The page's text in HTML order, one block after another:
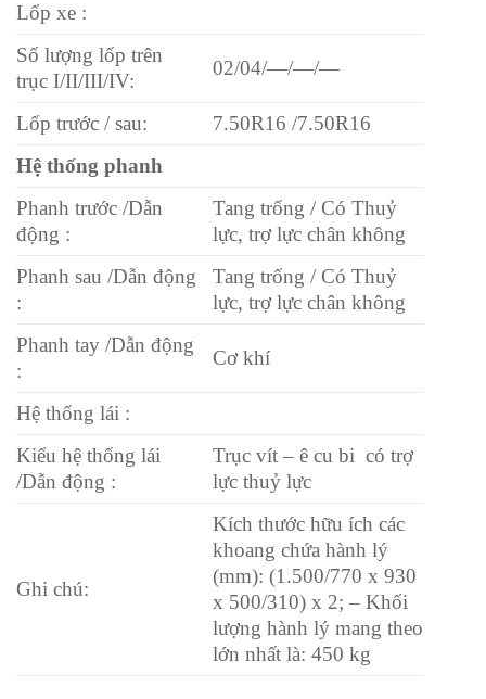
Lốp xe :
Số lượng lốp trên
trục I/II/III/IV:
02/04/—/—/—
Lốp trước / sau:
7.50R16 /7.50R16
Hệ thống phanh
Phanh trước /Dẫn
động :
Tang trống / Có Thuỷ
lực, trợ lực chân không
Phanh sau /Dẫn động
:
Tang trống / Có Thuỷ
lực, trợ lực chân không
Phanh tay /Dẫn động
:
Cơ khí
Hệ thống lái :
Kiểu hệ thống lái
/Dẫn động :
Trục vít – ê cu bi có trợ
lực thuỷ lực
Ghi chú:
Kích thước hữu ích các
khoang chứa hành lý
(mm): (1.500/770 x 930
x 500/310) x 2; – Khối
lượng hành lý mang theo
lớn nhất là: 450 kg